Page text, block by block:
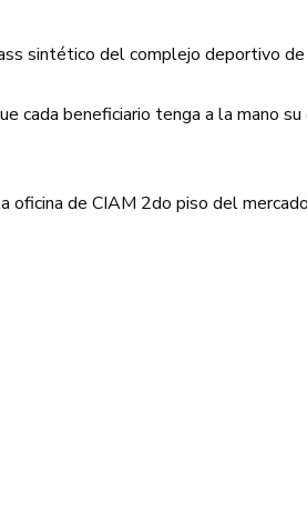
sintético del complejo deportivo
cada beneficiario tenga a la mano
oficina de CIAM 2do piso del